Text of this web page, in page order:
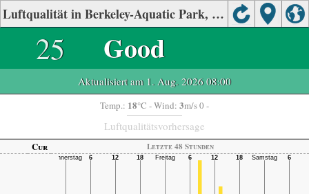
Luftqualität in Berkeley-Aquatic Park, Alameda, California
25 Good
Aktualisiert am 1. Aug. 2026 08:00
Temp.: 18°C - Wind: 3m/s 0 -
Luftqualitätsvorhersage
Cur Letzte 48 Stunden